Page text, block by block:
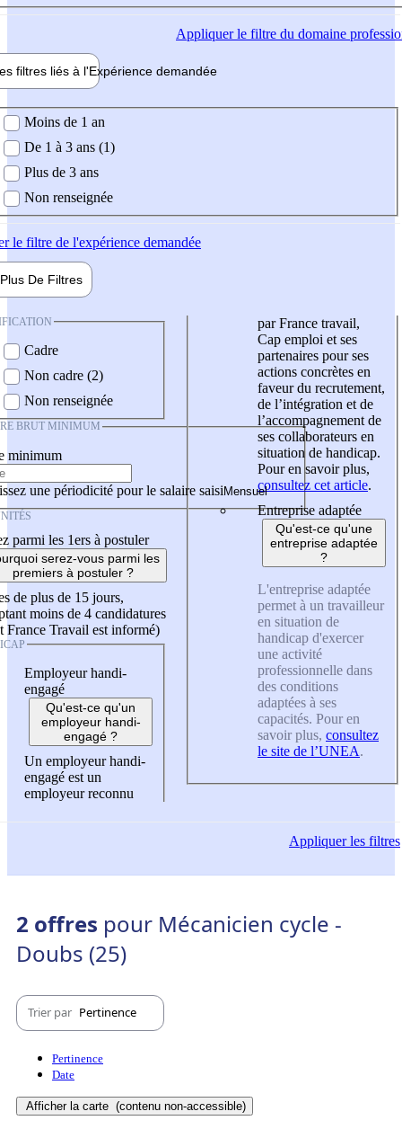
Appliquerle filtre du domaine
filtres liés à l'Expérience demandée
demandée
Moins de 1 an
De 1 à 3 ans (1)
Plus de 3 ans
Non renseignée
le filtre de l'expérience demandée
Plus De Filtres
Cadre
Non cadre (2)
Non renseignée
BRUT MINIMUM
minimum
une périodicité pour le salaire saisi
parmi les 1ers à postuler
serez-vous parmi les
premiers à postuler ?
de plus de 15 jours,
moins de 4 candidatures
France Travail est informé)
Employeur handi-
engagé
Qu'est-ce qu'un
employeur handi-
engagé ?
Un employeur handi-
engagé est un
employeur reconnu
par France travail,
Cap emploi et ses
partenaires pour ses
actions concrètes en
faveur du recrutement,
de l’intégration et de
l’accompagnement de
ses collaborateurs en
situation de handicap.
Pour en savoir plus,
consultez cet article.
Entreprise adaptée
Qu'est-ce qu'une
entreprise adaptée
?
L'entreprise adaptée
permet à un travailleur
en situation de
handicap d'exercer
une activité
professionnelle dans
des conditions
adaptées à ses
capacités. Pour en
savoir plus, consultez
le site de l’UNEA.
Appliquerles filtres
2 offres pour Mécanicien cycle -
Doubs (25)
Trier par Pertinence
Pertinence
Date
Afficher la carte (contenu non-accessible)